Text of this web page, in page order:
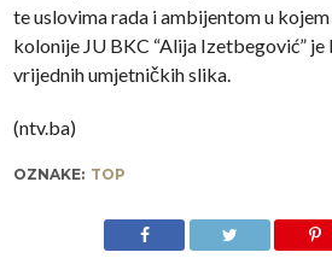
te uslovima rada i ambijentom u
kolonije JU BKC “Alija Izetbegović”
vrijednih umjetničkih slika.
(ntv.ba)
OZNAKE: TOP